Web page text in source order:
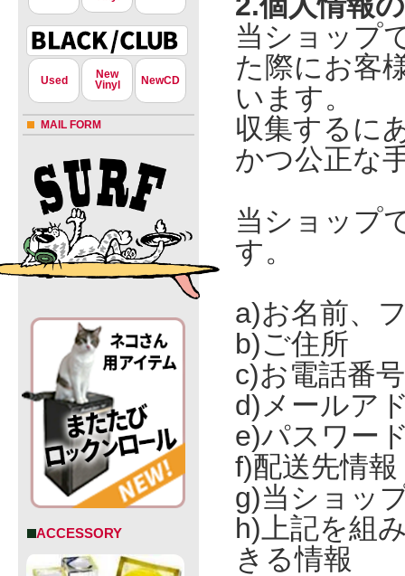
Used
New
Vinyl
NewCD
MAIL FORM
ACCESSORY
当ショップ
た際にお客
います。
収集するに
かつ公正な
当ショップ
す。
a)お名前、
b)ご住所
c)お電話番号
d)メールア
e)パスワー
f)配送先情報
g)当ショッ
h)上記を組
きる情報